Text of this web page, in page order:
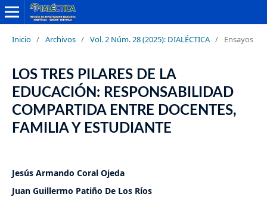
Inicio / Archivos / Vol. 2 Núm. 28 (2025): DIALÉCTICA / Ensayos
LOS TRES PILARES DE LA
EDUCACIÓN: RESPONSABILIDAD
COMPARTIDA ENTRE DOCENTES,
FAMILIA Y ESTUDIANTE
Jesús Armando Coral Ojeda
Juan Guillermo Patiño De Los Ríos